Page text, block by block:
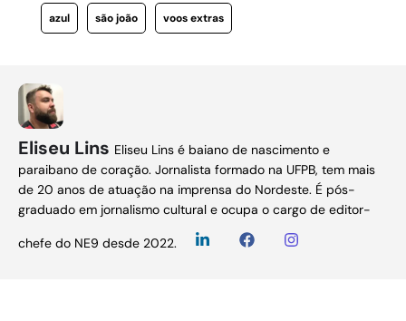
azul são joão voos extras
Eliseu Lins Eliseu Lins é baiano de nascimento e
paraibano de coração. Jornalista formado na UFPB, tem mais
de 20 anos de atuação na imprensa do Nordeste. É pós-
graduado em jornalismo cultural e ocupa o cargo de editor-
chefe do NE9 desde 2022.